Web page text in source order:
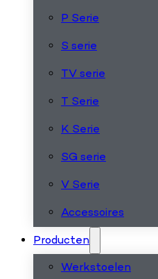
P Serie
S serie
TV serie
T Serie
K Serie
SG serie
V Serie
Accessoires
Producten
Werkstoelen